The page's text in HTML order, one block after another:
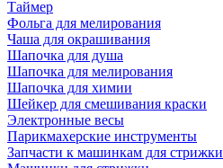
Таймер
Фольга для мелирования
Чаша для окрашивания
Шапочка для душа
Шапочка для мелирования
Шапочка для химии
Шейкер для смешивания краски
Электронные весы
Парикмахерские инструменты
Запчасти к машинкам для стрижки